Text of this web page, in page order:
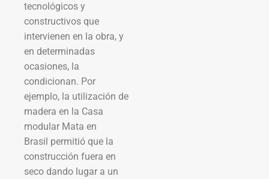
tecnológicos y
constructivos que
intervienen en la obra, y
en determinadas
ocasiones, la
condicionan. Por
ejemplo, la utilización de
madera en la Casa
modular Mata en
Brasil permitió que la
construcción fuera en
seco dando lugar a un